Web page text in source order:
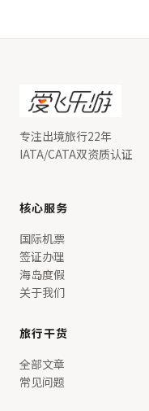
专注出境旅行22年
IATA/CATA双资质认证
核心服务
国际机票
签证办理
海岛度假
关于我们
旅行干货
全部文章
常见问题